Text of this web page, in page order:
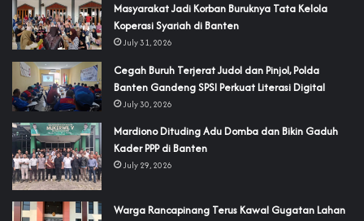
‎Masyarakat Jadi Korban Buruknya Tata Kelola
Koperasi Syariah di Banten
July 31, 2026
Cegah Buruh Terjerat Judol dan Pinjol, Polda
Banten Gandeng SPSI Perkuat Literasi Digital
July 30, 2026
‎Mardiono Dituding Adu Domba dan Bikin Gaduh
Kader PPP di Banten
July 29, 2026
‎Warga Rancapinang Terus Kawal Gugatan Lahan